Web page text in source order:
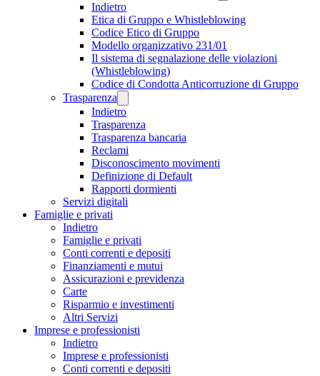
Indietro
Etica di Gruppo e Whistleblowing
Codice Etico di Gruppo
Modello organizzativo 231/01
Il sistema di segnalazione delle violazioni
(Whistleblowing)
Codice di Condotta Anticorruzione di Gruppo
Trasparenza
Indietro
Trasparenza
Trasparenza bancaria
Reclami
Disconoscimento movimenti
Definizione di Default
Rapporti dormienti
Servizi digitali
Famiglie e privati
Indietro
Famiglie e privati
Conti correnti e depositi
Finanziamenti e mutui
Assicurazioni e previdenza
Carte
Risparmio e investimenti
Altri Servizi
Imprese e professionisti
Indietro
Imprese e professionisti
Conti correnti e depositi